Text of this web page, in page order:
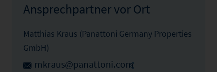
Ansprechpartner vor Ort
Matthias Kraus (Panattoni Germany Properties
GmbH)
mkraus@panattoni.com